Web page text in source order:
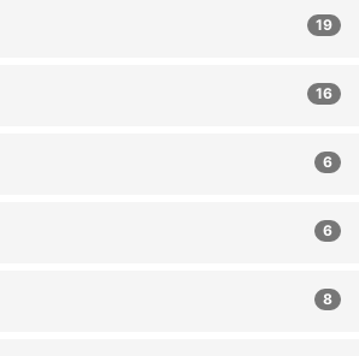
19
16
6
6
8